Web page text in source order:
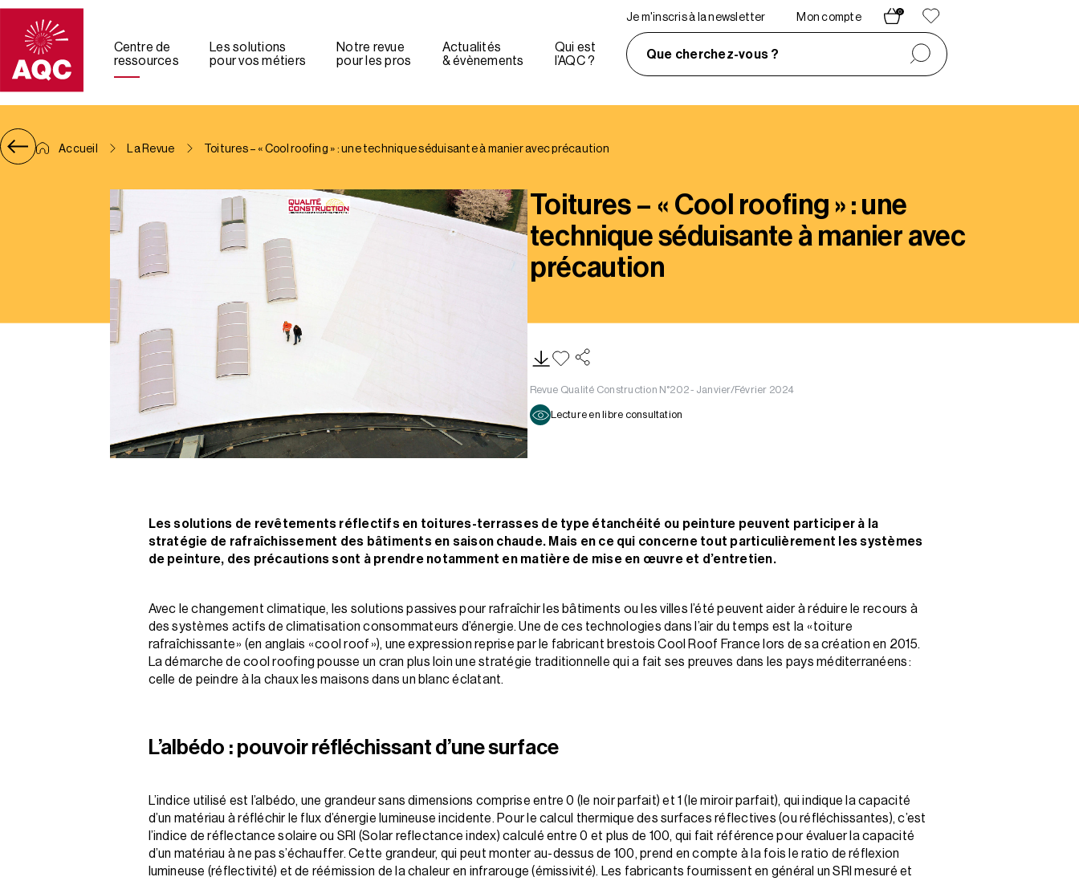
Panneau de gestion des cookies
Centre de
ressources
Les solutions
pour vos métiers
Notre revue
pour les pros
Actualités
& évènements
Qui est
l’AQC ?
Je m'inscris à la newsletter Mon compte
0
Que cherchez-vous ?
Accueil La Revue Toitures – « Cool roofing » : une technique séduisante à manier avec précaution
Toitures – « Cool roofing » : une
technique séduisante à manier avec
précaution
Revue Qualité Construction N°202 - Janvier/Février 2024
Lecture en libre consultation
Les solutions de revêtements réflectifs en toitures-terrasses de type étanchéité ou peinture peuvent participer à la
stratégie de rafraîchissement des bâtiments en saison chaude. Mais en ce qui concerne tout particulièrement les systèmes
de peinture, des précautions sont à prendre notamment en matière de mise en œuvre et d’entretien.
Avec le changement climatique, les solutions passives pour rafraîchir les bâtiments ou les villes l’été peuvent aider à réduire le recours à
des systèmes actifs de climatisation consommateurs d’énergie. Une de ces technologies dans l’air du temps est la « toiture
rafraîchissante » (en anglais « cool roof »), une expression reprise par le fabricant brestois Cool Roof France lors de sa création en 2015.
La démarche de cool roofing pousse un cran plus loin une stratégie traditionnelle qui a fait ses preuves dans les pays méditerranéens :
celle de peindre à la chaux les maisons dans un blanc éclatant.
L’albédo : pouvoir réfléchissant d’une surface
L’indice utilisé est l’albédo, une grandeur sans dimensions comprise entre 0 (le noir parfait) et 1 (le miroir parfait), qui indique la capacité
d’un matériau à réfléchir le flux d’énergie lumineuse incidente. Pour le calcul thermique des surfaces réflectives (ou réfléchissantes), c’est
l’indice de réflectance solaire ou SRI (Solar reflectance index) calculé entre 0 et plus de 100, qui fait référence pour évaluer la capacité
d’un matériau à ne pas s’échauffer. Cette grandeur, qui peut monter au-dessus de 100, prend en compte à la fois le ratio de réflexion
lumineuse (réflectivité) et de réémission de la chaleur en infrarouge (émissivité). Les fabricants fournissent en général un SRI mesuré et